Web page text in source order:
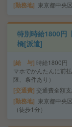
勤務地 東京都中央
特別時給1800円
橋[派遣]
給 与 時給1800円
マホでかんたんに前
限、条件あり）
交通費 交通費全額支
勤務地
東京都中央
（徒歩1分）